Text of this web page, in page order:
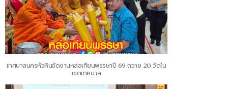
เทศบาลนครหัวหินจัดงานหล่อเทียนพรรษาปี 69 ถวาย 20 วัดใน
เขตเทศบาล